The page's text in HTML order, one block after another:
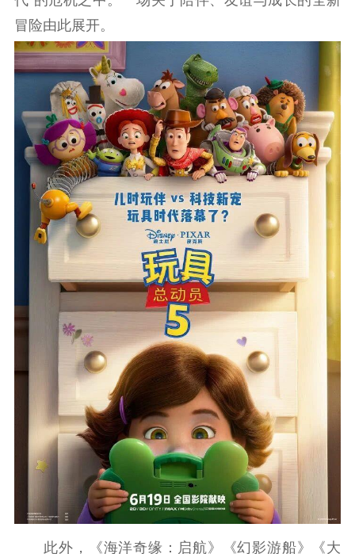
冒险由此展开。
此外，《海洋奇缘：启航》《幻影游船》《大